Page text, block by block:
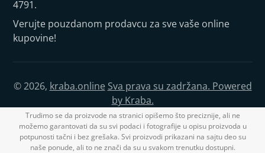
4791.
Verujte pouzdanom prodavcu za sve vaše online
kupovine!
© 2026, kraba.online Sva prava su zadržana. Powered
by Kraba.
Trudimo se da proizvode na stranici opišemo što preciznije, ali ne
možemo garantovati da su svi podaci i fotografije u opisu proizvoda u
potpunosti tačni i bez grešaka. Svi proizvodi prikazani na sajtu deo su
naše ponude, ali to ne znači da su u svakom trenutku dostupni.